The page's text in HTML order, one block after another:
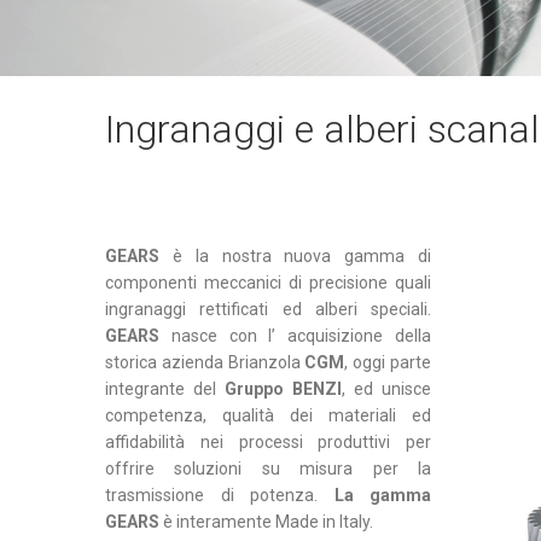
Ingranaggi e alberi
GEARS è la nostra nuova gamma di
componenti meccanici di precisione quali
ingranaggi rettificati ed alberi speciali.
GEARS nasce con l’ acquisizione della
storica azienda Brianzola CGM, oggi parte
integrante del Gruppo BENZI , ed unisce
competenza, qualità dei materiali ed
affidabilità nei processi produttivi per
offrire soluzioni su misura per la
trasmissione di potenza.
La gamma
GEARS è interamente Made in Italy.